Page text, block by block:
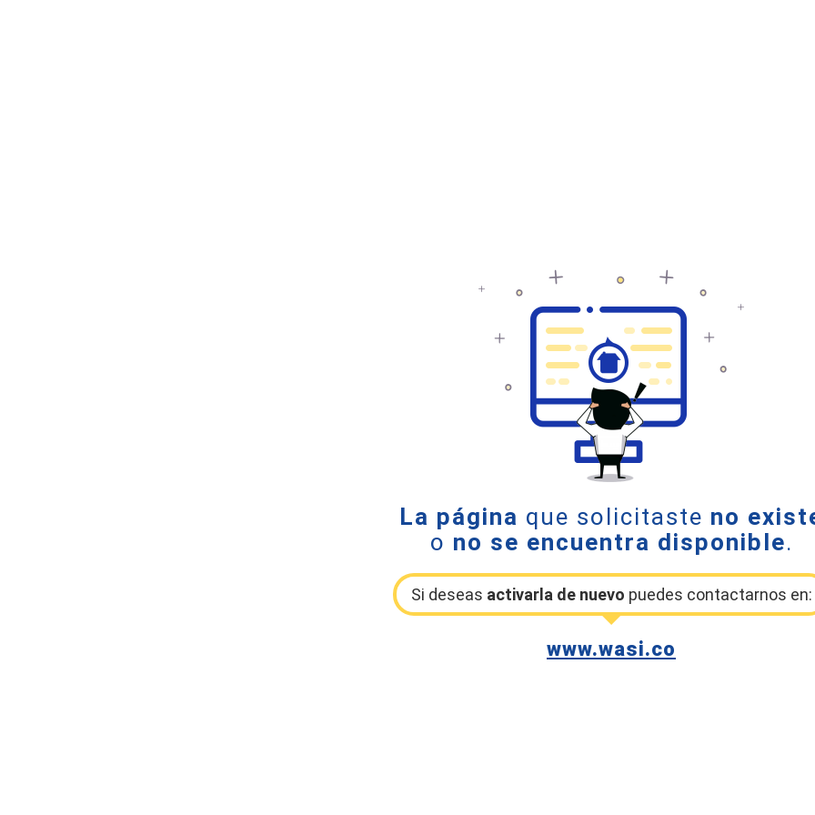
La página que solicitaste no
o no se encuentra disponible.
Si deseas activarla de nuevo puedes contactarnos en:
www.wasi.co